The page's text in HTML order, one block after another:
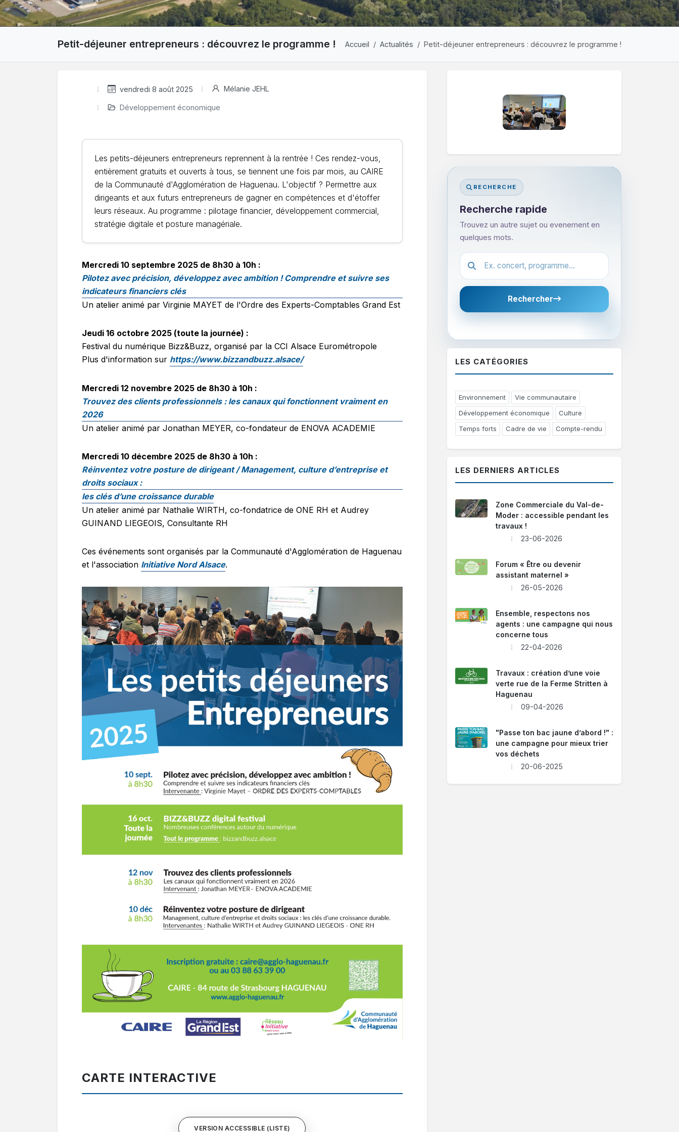
Petit-déjeuner entrepreneurs : découvrez le programme ! Accueil Actualités Petit-déjeuner entrepreneurs : découvrez le programme !
vendredi 8 août 2025 Mélanie JEHL
Développement économique
Les petits-déjeuners entrepreneurs reprennent à la rentrée ! Ces rendez-vous,
entièrement gratuits et ouverts à tous, se tiennent une fois par mois, au CAIRE
de la Communauté d'Agglomération de Haguenau. L'objectif ? Permettre aux
dirigeants et aux futurs entrepreneurs de gagner en compétences et d'étoffer
leurs réseaux. Au programme : pilotage financier, développement commercial,
stratégie digitale et posture managériale.
Mercredi 10 septembre 2025 de 8h30 à 10h :
Pilotez avec précision, développez avec ambition ! Comprendre et suivre ses
indicateurs financiers clés
Un atelier animé par Virginie MAYET de l'Ordre des Experts-Comptables Grand Est
Jeudi 16 octobre 2025 (toute la journée) :
Festival du numérique Bizz&Buzz, organisé par la CCI Alsace Eurométropole
Plus d'information sur https://www.bizzandbuzz.alsace/
Mercredi 12 novembre 2025 de 8h30 à 10h :
Trouvez des clients professionnels : les canaux qui fonctionnent vraiment en
2026
Un atelier animé par Jonathan MEYER, co-fondateur de ENOVA ACADEMIE
Mercredi 10 décembre 2025 de 8h30 à 10h :
Réinventez votre posture de dirigeant / Management, culture d’entreprise et
droits sociaux :
les clés d’une croissance durable
Un atelier animé par Nathalie WIRTH, co-fondatrice de ONE RH et Audrey
GUINAND LIEGEOIS, Consultante RH
Ces événements sont organisés par la Communauté d'Agglomération de Haguenau
et l'association Initiative Nord Alsace.
CARTE INTERACTIVE
VERSION ACCESSIBLE (LISTE)
RECHERCHE
Recherche rapide
Trouvez un autre sujet ou evenement en
quelques mots.
Festival.article.hiddenLabel
Rechercher
LES CATÉGORIES
Environnement
Vie communautaire
Développement économique
Culture
Temps forts
Cadre de vie Compte-rendu
LES DERNIERS ARTICLES
Zone Commerciale du Val-de-
Moder : accessible pendant les
travaux !
23-06-2026
Forum « Être ou devenir
assistant maternel »
26-05-2026
Ensemble, respectons nos
agents : une campagne qui nous
concerne tous
22-04-2026
Travaux : création d’une voie
verte rue de la Ferme Stritten à
Haguenau
09-04-2026
"Passe ton bac jaune d’abord !" :
une campagne pour mieux trier
vos déchets
20-06-2025